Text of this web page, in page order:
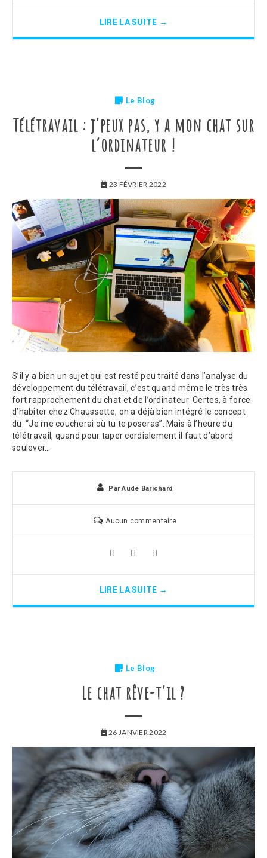
LIRE LA SUITE →
Le Blog
Télétravail : j’peux pas, y a mon chat sur
l’ordinateur !
23 FÉVRIER 2022
S’il y a bien un sujet qui est resté peu traité dans l’analyse du
développement du télétravail, c’est quand même le très très
fort rapprochement du chat et de l’ordinateur. Certes, à force
d’habiter chez Chaussette, on a déjà bien intégré le concept
du “Je me coucherai où tu te poseras”. Mais à l’heure du
télétravail, quand pour taper cordialement il faut d’abord
soulever…
ParAude Barichard
Aucun commentaire
LIRE LA SUITE →
Le Blog
Le chat rêve-t’il ?
26 JANVIER 2022